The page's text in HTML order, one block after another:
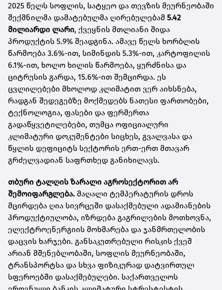
2025 წელს სოფლის, სატყეო და თევზის მეურნეობაში
შექმნილმა დამატებულმა ღირებულებამ 5.42
მილიარდი ლარი, ქვეყნის მთლიანი შიდა
პროდუქტის 5.9% შეადგინა. ამავე წელს ხორბლის
წარმოება 3.6%-ით, სიმინდის 5.3%-ით, კარტოფილის
6.1%-ით, ხოლო ხილის წარმოება, ყურძნისა და
ციტრუსის გარდა, 15.6%-ით შემცირდა. ეს
ცვლილებები მხოლოდ კლიმატით ვერ აიხსნება,
რადგან შედეგებზე მოქმედებს ნათესი ფართობები,
ტექნოლოგია, ფასები და ფერმერთა
გადაწყვეტილებები, თუმცა ოფიციალური
კლიმატური დოკუმენტები სიცხეს, გვალვასა და
წყლის დეფიციტს სექტორის ერთ-ერთ მთავარ
გრძელვადიან საფრთხედ განიხილავს.
თბური ტალღის ზარალი აგროსექტორით არ
შემოიფარგლება. მაღალი ტემპერატურის დროს
მცირდება ღია სივრცეში დასაქმებული ადამიანების
პროდუქტიულობა, იზრდება გაგრილების მოთხოვნა,
ელექტროენერგიის მოხმარება და ჯანმრთელობის
დაცვის ხარჯები. განსაკუთრებული რისკის ქვეშ
არიან მშენებლობაში, სოფლის მეურნეობაში,
ტრანსპორტსა და სხვა ფიზიკურად დატვირთულ
სფეროებში დასაქმებულები. საქართველოს